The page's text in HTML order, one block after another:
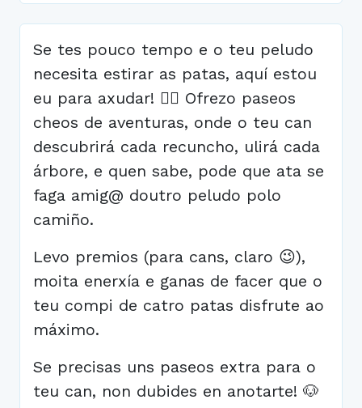
Se tes pouco tempo e o teu peludo
necesita estirar as patas, aquí estou
eu para axudar! 🙋‍♂️ Ofrezo paseos
cheos de aventuras, onde o teu can
descubrirá cada recuncho, ulirá cada
árbore, e quen sabe, pode que ata se
faga amig@ doutro peludo polo
camiño.
Levo premios (para cans, claro 😉),
moita enerxía e ganas de facer que o
teu compi de catro patas disfrute ao
máximo.
Se precisas uns paseos extra para o
teu can, non dubides en anotarte! 🐶